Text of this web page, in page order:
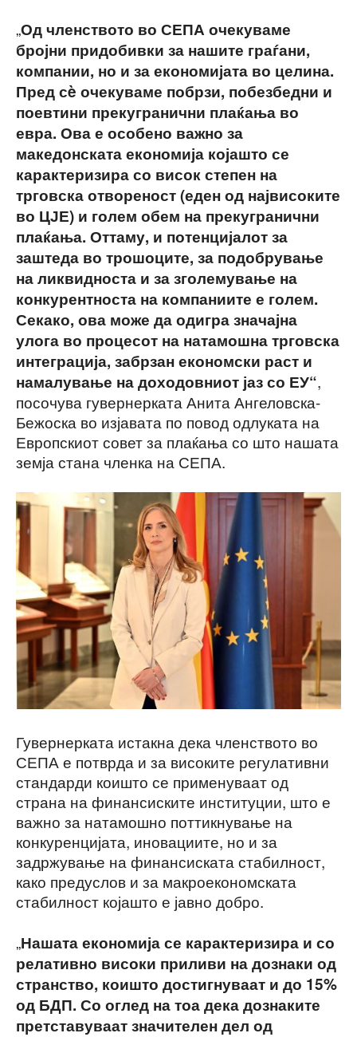
„Од членството во СЕПА очекуваме
бројни придобивки за нашите граѓани,
компании, но и за економијата во целина.
Пред сè очекуваме побрзи, побезбедни и
поевтини прекугранични плаќања во
евра. Ова е особено важно за
македонската економија којашто се
карактеризира со висок степен на
трговска отвореност (еден од највисоките
во ЦЈЕ) и голем обем на прекугранични
плаќања. Оттаму, и потенцијалот за
заштеда во трошоците, за подобрување
на ликвидноста и за зголемување на
конкурентноста на компаниите е голем.
Секако, ова може да одигра значајна
улога во процесот на натамошна трговска
интеграција, забрзан економски раст и
намалување на доходовниот јаз со ЕУ“,
посочува гувернерката Анита Ангеловска-
Бежоска во изјавата по повод одлуката на
Европскиот совет за плаќања со што нашата
земја стана членка на СЕПА.
Гувернерката истакна дека членството во
СЕПА е потврда и за високите регулативни
стандарди коишто се применуваат од
страна на финансиските институции, што е
важно за натамошно поттикнување на
конкуренцијата, иновациите, но и за
задржување на финансиската стабилност,
како предуслов и за макроекономската
стабилност којашто е јавно добро.
„Нашата економија се карактеризира и со
релативно високи приливи на дознаки од
странство, коишто достигнуваат и до 15%
од БДП. Со оглед на тоа дека дознаките
претставуваат значителен дел од